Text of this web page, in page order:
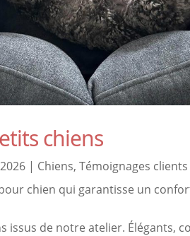
chiens
| Chiens,Témoignages clients
chien qui garantisse un
issus de notre atelier. Élégants,